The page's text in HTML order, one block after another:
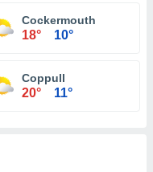
Cockermouth
18° 10°
Coppull
20° 11°